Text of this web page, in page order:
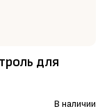
для
В наличии